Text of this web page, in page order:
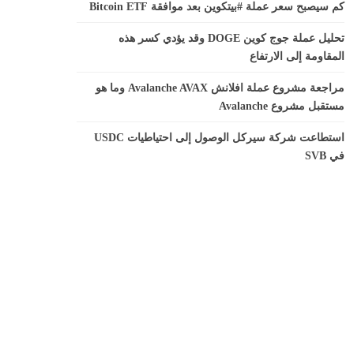
كم سيصبح سعر عملة #بيتكوين بعد موافقة Bitcoin ETF
تحليل عملة جوج كوين DOGE وقد يؤدي كسر هذه
المقاومة إلى الارتفاع
مراجعة مشروع عملة افلانش Avalanche AVAX وما هو
مستقبل مشروع Avalanche
استطاعت شركة سيركل الوصول إلى احتياطيات USDC
في SVB